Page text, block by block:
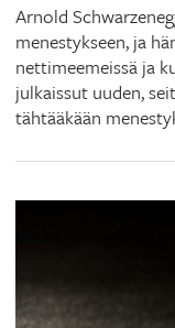
Arnold
menestykseen, ja
nettimeemeissä ja
julkaissut uuden,
tähtääkään